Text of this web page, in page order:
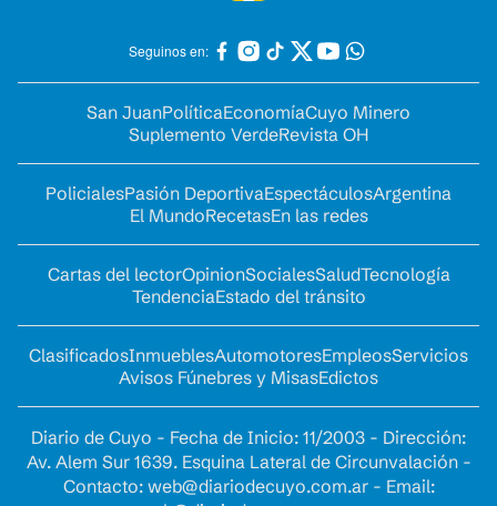
Seguinos en:
San JuanPolíticaEconomíaCuyo Minero
Suplemento VerdeRevista OH
PolicialesPasión DeportivaEspectáculosArgentina
El MundoRecetasEn las redes
Cartas del lectorOpinionSocialesSaludTecnología
TendenciaEstado del tránsito
ClasificadosInmueblesAutomotoresEmpleosServicios
Avisos Fúnebres y MisasEdictos
Diario de Cuyo - Fecha de Inicio: 11/2003 - Dirección:
Av. Alem Sur 1639. Esquina Lateral de Circunvalación -
Contacto: web@diariodecuyo.com.ar- Email: